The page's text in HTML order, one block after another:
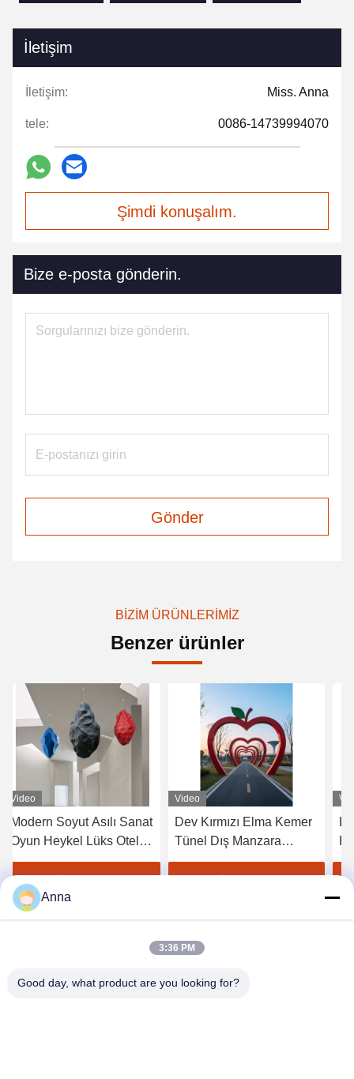
İletişim
İletişim: Miss. Anna
tele: 0086-14739994070
Şimdi konuşalım.
Bize e-posta gönderin.
Gönder
BIZIM ÜRÜNLERIMIZ
Benzer ürünler
Video
Modern Soyut Asılı Sanat
Oyun Heykel Lüks Otel
Kurumsal Lobisi
Tasarımcı Alanı
Video
Dev Kırmızı Elma Kemer
Tünel Dış Manzara
Kuruluşu
Anna
3:36 PM
Good day, what product are you looking for?